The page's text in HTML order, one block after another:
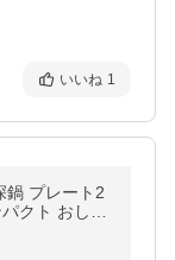
いいね 1
鍋 プレート2
クト おしゃ
アイリス